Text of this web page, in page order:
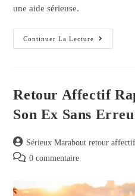
une aide sérieuse.
Continuer La Lecture
Retour Affectif
Son Ex Sans
Sérieux Marabout retour
0 commentaire